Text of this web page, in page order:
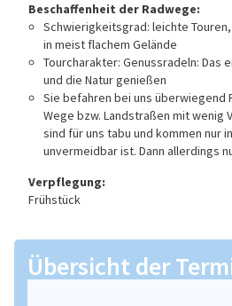
Beschaffenheit der Radwege:
Schwierigkeitsgrad: leichte
in meist flachem Gelände
Tourcharakter: Genussradeln: Das
und die Natur genießen
Sie befahren bei uns überwiegend
Wege bzw. Landstraßen mit wenig
sind für uns tabu und kommen nur
unvermeidbar ist. Dann allerdings
Verpflegung:
Frühstück
Übersicht der